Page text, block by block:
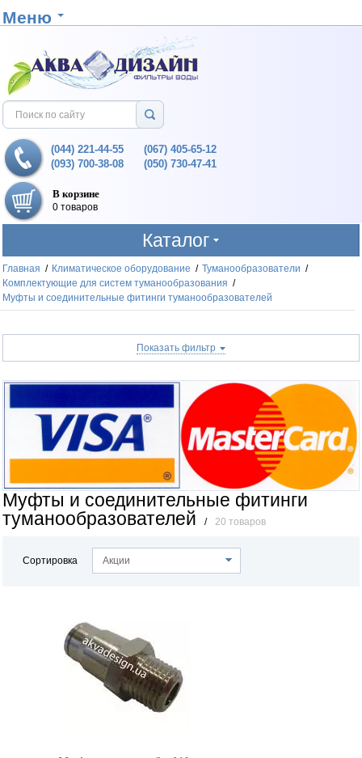
Меню
(044) 221-44-55
(093) 700-38-08
(067) 405-65-12
(050) 730-47-41
В корзине
0 товаров
Каталог
Главная / Климатическое оборудование / Туманообразователи /
Комплектующие для систем туманообразования /
Муфты и соединительные фитинги туманообразователей
Показать фильтр
Муфты и соединительные фитинги
туманообразователей
/ 20 товаров
Сортировка Акции